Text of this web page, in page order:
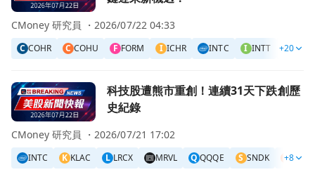
C COHR C COHU F FORM I ICHR INTC I INTT K KLAC
+20
CMoney 研究員 ・ 2026/07/22 04:33
前往科技股遭熊市重創！連續31天下跌創歷史紀錄頁面
科技股遭熊市重創！連續31天下跌創歷
史紀錄
INTC K KLAC L LRCX MRVL QQQQE S SNDK T TER
+8
CMoney 研究員 ・ 2026/07/21 17:02